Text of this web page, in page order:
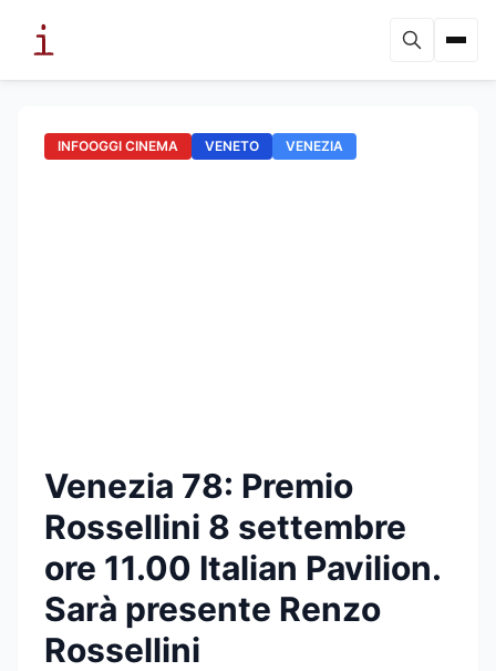
INFOOGGI CINEMA VENETO VENEZIA
Venezia 78: Premio
Rossellini 8 settembre
ore 11.00 Italian Pavilion.
Sarà presente Renzo
Rossellini